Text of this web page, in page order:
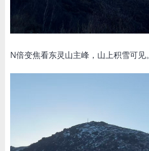
N倍变焦看东灵山主峰，山上积雪可见。